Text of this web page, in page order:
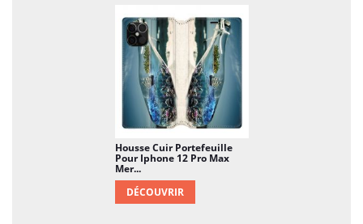
Housse Cuir Portefeuille
Pour Iphone 12 Pro Max
Mer...
DÉCOUVRIR